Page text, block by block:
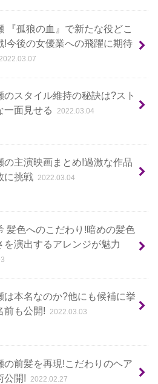
『孤狼の血』で新たな役どこ
!今後の女優業への飛躍に期待
2022.03.07
のスタイル維持の秘訣は?スト
一面見せる
2022.03.04
の主演映画まとめ!過激な作品
に挑戦 2022.03.04
髪色へのこだわり!暗めの髪色
を演出するアレンジが魅力
は本名なのか?他にも候補に挙
前も公開!
2022.03.03
の前髪を再現!こだわりのヘア
公開!
2022.02.27